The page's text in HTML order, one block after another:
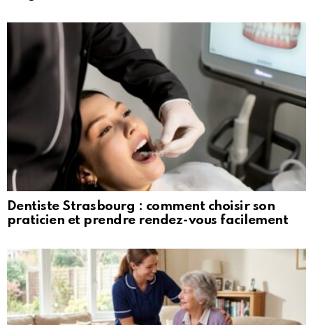
Dentiste Strasbourg : comment choisir son
praticien et prendre rendez-vous facilement